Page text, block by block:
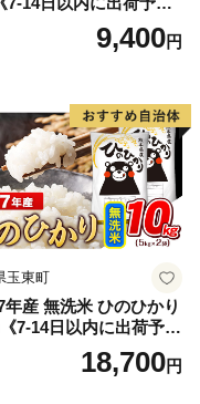
祝除く)》コメ 米 無洗米
ビュー｜人気米 熊本県
9,400円
玉東町
年産 無洗米 ひのひかり
7-14日以内に出荷予定
祝除く)》コメ 米 無洗米
7年産 高レビュー｜人気
18,700円